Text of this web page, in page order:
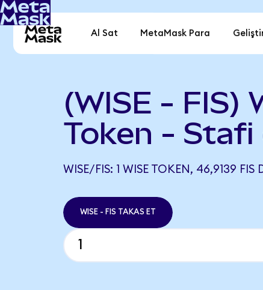
Al Sat MetaMask Para
(WISE - FIS)
Token -
WISE/FIS: 1 WISE TOKEN, 46,9139 FIS
WISE - FIS TAKAS ET